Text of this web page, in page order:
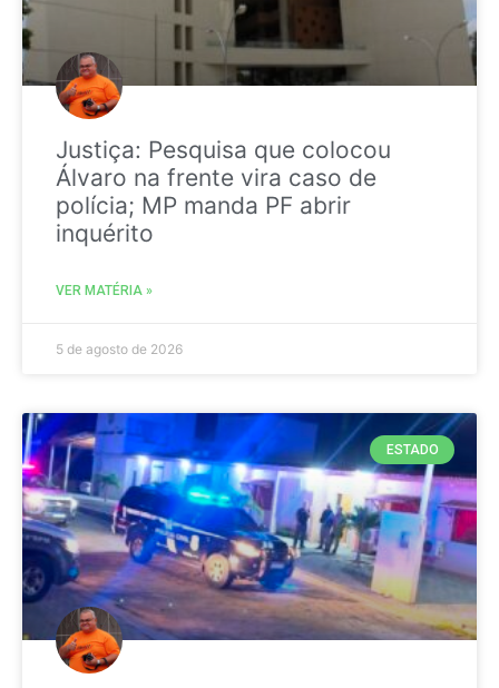
Justiça: Pesquisa que colocou
Álvaro na frente vira caso de
polícia; MP manda PF abrir
inquérito
VER MATÉRIA »
5 de agosto de 2026
ESTADO